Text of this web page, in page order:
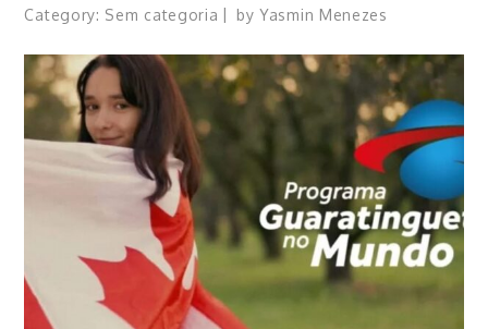
Category: Sem categoria byYasmin Menezes